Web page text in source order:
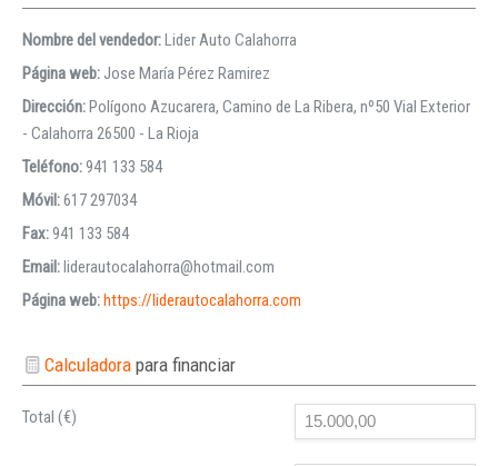
Nombre del vendedor:Lider Auto Calahorra
Página web:Jose María Pérez Ramirez
Dirección:Polígono Azucarera, Camino de La Ribera, nº50 Vial Exterior
- Calahorra 26500 - La Rioja
Teléfono:941 133 584
Móvil:617 297034
Fax:941 133 584
Email:liderautocalahorra@hotmail.com
Página web:https://liderautocalahorra.com
Calculadorapara financiar
Total (€)